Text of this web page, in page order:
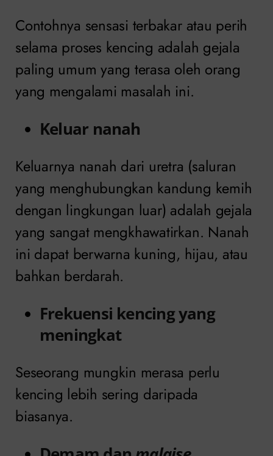
Contohnya sensasi terbakar atau perih
selama proses kencing adalah gejala
paling umum yang terasa oleh orang
yang mengalami masalah ini.
Keluar nanah
Keluarnya nanah dari uretra (saluran
yang menghubungkan kandung kemih
dengan lingkungan luar) adalah gejala
yang sangat mengkhawatirkan. Nanah
ini dapat berwarna kuning, hijau, atau
bahkan berdarah.
Frekuensi kencing yang
meningkat
Seseorang mungkin merasa perlu
kencing lebih sering daripada
biasanya.